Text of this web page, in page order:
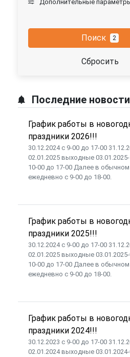
Дополнительные
Поиск 2
Сбросить
Последние новости
График работы в
праздники 2026!!!
30.12.2024 с 9-00 до 17-00
02.01.2025 выходные
10-00 до 17-00 Далее в
ежедневно с 9-00 до 18-00.
График работы в
праздники 2025!!!
30.12.2024 с 9-00 до 17-00
02.01.2025 выходные
10-00 до 17-00 Далее в
ежедневно с 9-00 до 18-00.
График работы в
праздники 2024!!!
30.12.2023 с 9-00 до 17-00
02.01.2024 выходные